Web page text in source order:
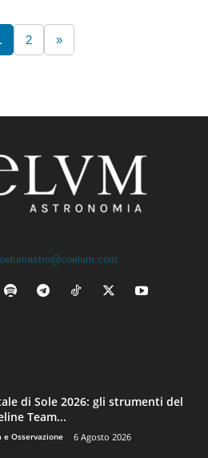
2 »
di Sole 2026: gli strumenti del
Team...
e Osservazione 6 Agosto 2026